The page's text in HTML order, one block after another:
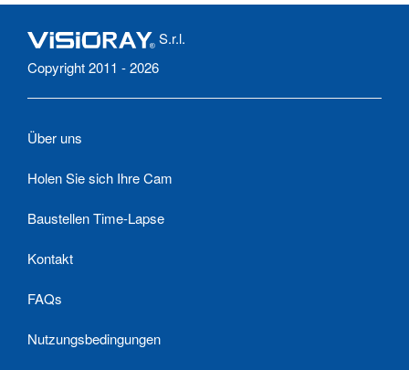
S.r.l.
Copyright 2011 - 2026
Über uns
Holen Sie sich Ihre Cam
Baustellen Time-Lapse
Kontakt
FAQs
Nutzungsbedingungen